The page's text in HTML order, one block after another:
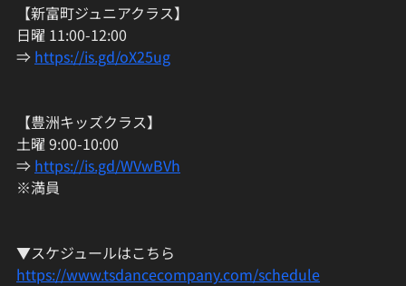
【新富町ジュニアクラス】
日曜 11:00-12:00
⇒ https://is.gd/oX25ug
【豊洲キッズクラス】
土曜 9:00-10:00
⇒ https://is.gd/WVwBVh
※満員
▼スケジュールはこちら
https://www.tsdancecompany.com/schedule